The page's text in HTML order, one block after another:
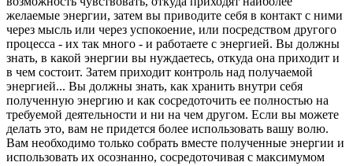
желаемые энергии, затем вы приводи­те себя в контакт с ними
через мысль или через успокоение, или посредством другого
процесса - их так много - и работаете с энергией. Вы должны
знать, в какой энергии вы нуждаетесь, откуда она приходит и
в чем состоит. Затем приходит контроль над получаемой
энергией... Вы должны знать, как хранить внутри себя
полученную энергию и как сосредоточить ее полностью на
требуемой деятельности и ни на чем другом. Если вы можете
делать это, вам не придется более использовать вашу волю.
Вам необходимо только собрать вместе полученные энер­гии и
использовать их осознанно, сосредоточивая с максимумом